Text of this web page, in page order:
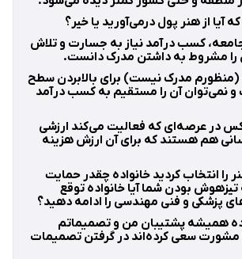
آیا از هنر پول درمی‌آورید یا خیر؟
کسب درآمد نیاز به جسارت و تلاش
را مشروط به داشتن مدرک دانست.
مدرک نیست) برای بالابردن سطح
و نمی‌توان آن را مستقیم به کسب درآمد
در عرصه‌ای که فعالیت می‌کند ارزشی
هم هستند که برای آن ارزش هزینه
را انتخاب کردید خانواده چقدر حمایت
تیزهوش بودن شما آیا خانواده توقع
پزشکی و فنی مهندسی را ادامه دهید؟
همیشه پشتیبان من و تصمیماتم
مشورت سعی کرده‌اند در گرفتن تصمیمات